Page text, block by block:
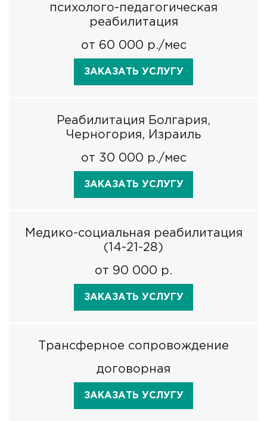
психолого-педагогическая
реабилитация
от 60 000 р./мес
ЗАКАЗАТЬ УСЛУГУ
Реабилитация Болгария,
Черногория, Израиль
от 30 000 р./мес
ЗАКАЗАТЬ УСЛУГУ
Медико-социальная реабилитация
(14-21-28)
от 90 000 р.
ЗАКАЗАТЬ УСЛУГУ
Трансферное сопровождение
договорная
ЗАКАЗАТЬ УСЛУГУ